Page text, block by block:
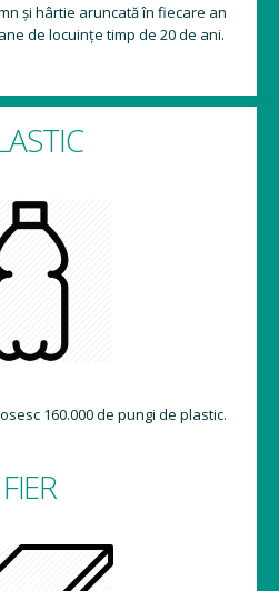
și hârtie aruncată în fiecare an
de locuințe timp de 20 de ani.
160.000 de pungi de plastic.
FIER